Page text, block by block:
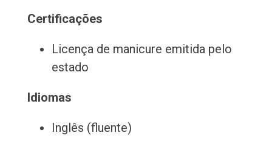
Certificações
Licença de manicure emitida pelo
estado
Idiomas
Inglês (fluente)